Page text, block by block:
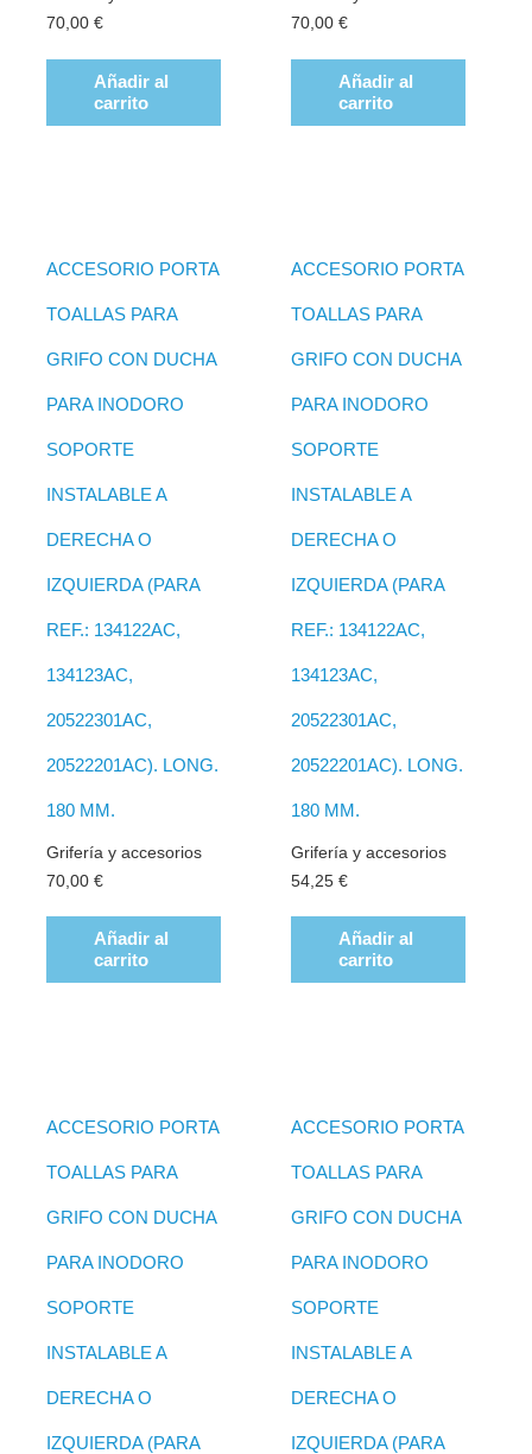
70,00€
Añadir al
carrito
70,00 €
Añadir al
carrito
ACCESORIO PORTA
TOALLAS PARA
GRIFO CON DUCHA
PARA INODORO
SOPORTE
INSTALABLE A
DERECHA O
IZQUIERDA (PARA
REF.: 134122AC,
134123AC,
20522301AC,
20522201AC). LONG.
180 MM.
Grifería y accesorios
70,00€
Añadir al
carrito
ACCESORIO PORTA
TOALLAS PARA
GRIFO CON DUCHA
PARA INODORO
SOPORTE
INSTALABLE A
DERECHA O
IZQUIERDA (PARA
REF.: 134122AC,
134123AC,
20522301AC,
20522201AC). LONG.
180 MM.
Grifería y accesorios
54,25 €
Añadir al
carrito
ACCESORIO PORTA
TOALLAS PARA
GRIFO CON DUCHA
PARA INODORO
SOPORTE
INSTALABLE A
DERECHA O
IZQUIERDA (PARA
ACCESORIO PORTA
TOALLAS PARA
GRIFO CON DUCHA
PARA INODORO
SOPORTE
INSTALABLE A
DERECHA O
IZQUIERDA (PARA